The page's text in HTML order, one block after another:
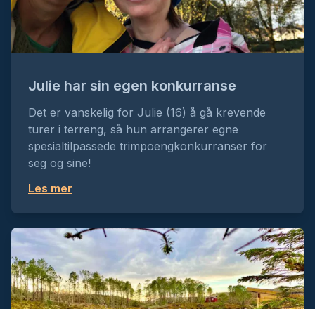
Foldereidtrimmen 2026
Foldereid IL
Frøyatrimmen 2026
Frøya Frivilligsentral
FYSAK Flatanger 2026
Flatanger Kommune
GlimtTrimmen 2026
Julie har sin egen konkurranse
Det er vanskelig for Julie (16) å gå krevende
turer i terreng, så hun arrangerer egne
spesialtilpassede trimpoengkonkurranser for
seg og sine!
Les mer